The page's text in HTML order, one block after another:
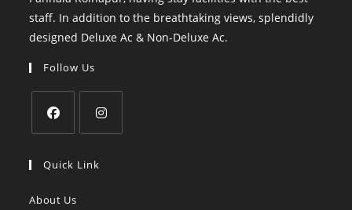
staff. In addition to the breathtaking views, splendidly
designed Deluxe Ac & Non-Deluxe Ac.
Follow Us
in
new
in
Quick Link
About Us